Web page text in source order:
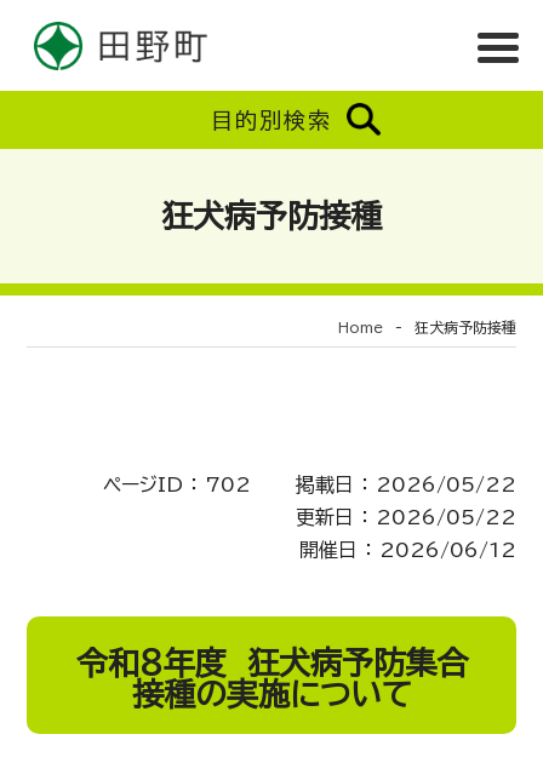
目的別検索
狂犬病予防接種
Home - 狂犬病予防接種
ページID ： 702 掲載日 ： 2026/05/22
更新日 ： 2026/05/22
開催日 ： 2026/06/12
令和８年度 狂犬病予防集合
接種の実施について